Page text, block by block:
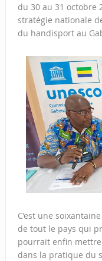
du 30 au 31 octobre
stratégie nationale
du handisport au
C’est une
de tout le pays qui
pourrait enfin
dans la pratique du